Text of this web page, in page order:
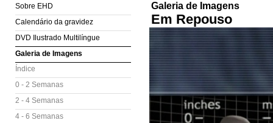
Sobre EHD
Calendário da gravidez
DVD Ilustrado Multilíngue
Galeria de Imagens
Índice
0 - 2 Semanas
2 - 4 Semanas
4 - 6 Semanas
Galeria de Imagens
Em Repouso